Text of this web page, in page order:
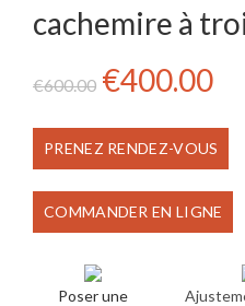
cachemire à
€600.00 Le
prix
initial
était :
€600.00.
€400.00Le
prix
est
PRENEZ RENDEZ-VOUS
COMMANDER EN LIGNE
Poser une